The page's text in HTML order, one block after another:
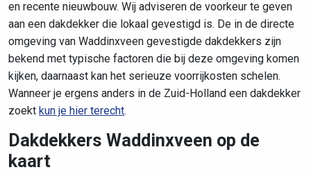
en recente nieuwbouw. Wij adviseren de voorkeur te geven
aan een dakdekker die lokaal gevestigd is. De in de directe
omgeving van Waddinxveen gevestigde dakdekkers zijn
bekend met typische factoren die bij deze omgeving komen
kijken, daarnaast kan het serieuze voorrijkosten schelen.
Wanneer je ergens anders in de Zuid-Holland een dakdekker
zoekt kun je hier terecht.
Dakdekkers Waddinxveen op de
kaart